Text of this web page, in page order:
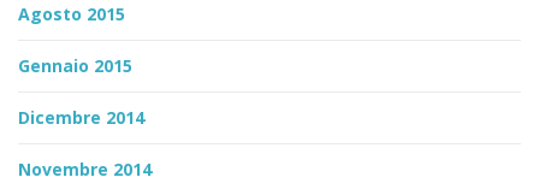
Agosto 2015
Gennaio 2015
Dicembre 2014
Novembre 2014